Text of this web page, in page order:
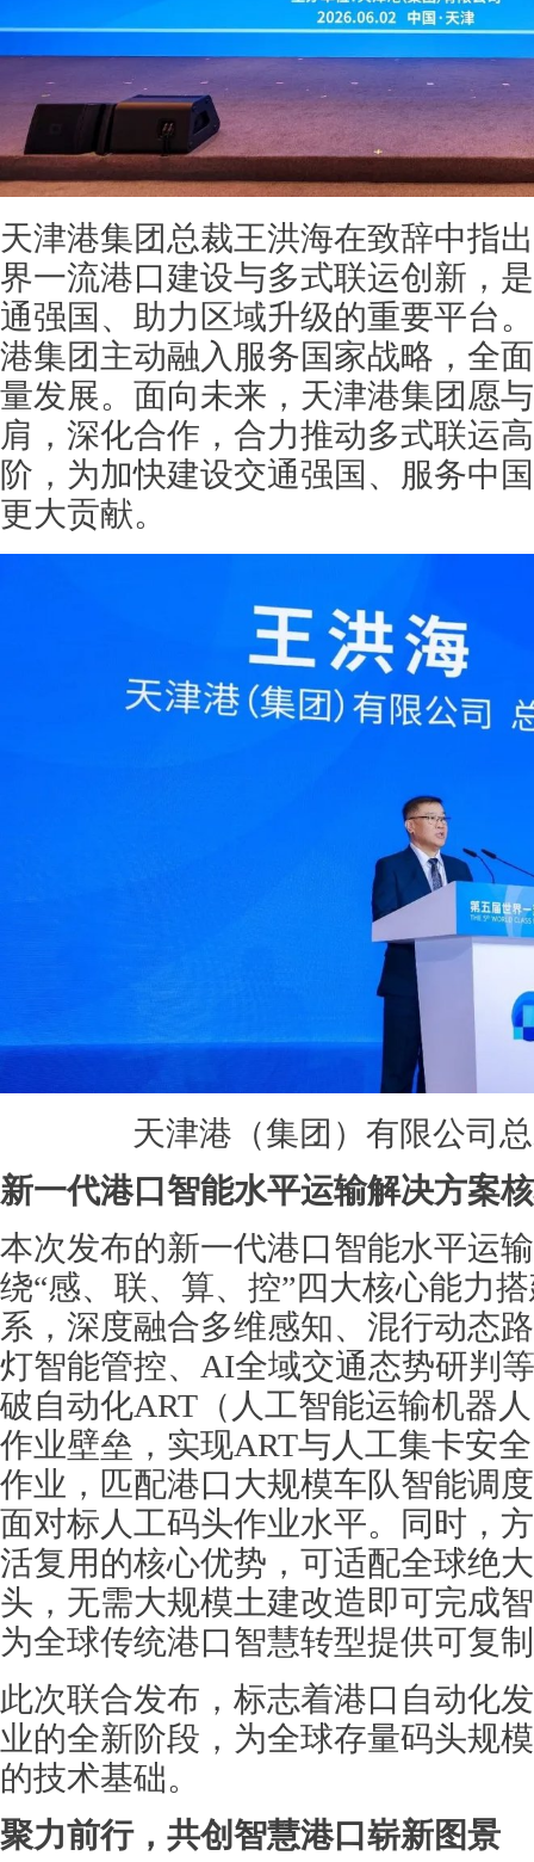
天津港集团总裁王洪海在致辞中指
界一流港口建设与多式联运创新，
通强国、助力区域升级的重要平台
港集团主动融入服务国家战略，全
量发展。面向未来，天津港集团愿
肩，深化合作，合力推动多式联运
阶，为加快建设交通强国、服务中
更大贡献。
天津港（集团）有限公司
新一代港口智能水平运输解决方案
本次发布的新一代港口智能水平运
绕“感、联、算、控”四大核心能力
系，深度融合多维感知、混行动态
灯智能管控、AI全域交通态势研判
破自动化ART（人工智能运输机器
作业壁垒，实现ART与人工集卡安
作业，匹配港口大规模车队智能调
面对标人工码头作业水平。同时，
活复用的核心优势，可适配全球绝
头，无需大规模土建改造即可完成
为全球传统港口智慧转型提供可复
此次联合发布，标志着港口自动化
业的全新阶段，为全球存量码头规
的技术基础。
聚力前行，共创智慧港口崭新图景